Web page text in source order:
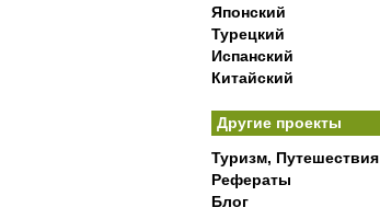
Японский
Турецкий
Испанский
Китайский
Другие проекты
Туризм, Путешествия
Рефераты
Блог